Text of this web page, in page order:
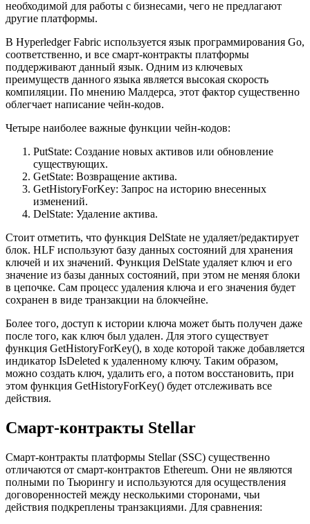
необходимой для работы с бизнесами, чего не предлагают
другие платформы.
В Hyperledger Fabric используется язык программирования Go,
соответственно, и все смарт-контракты платформы
поддерживают данный язык. Одним из ключевых
преимуществ данного языка является высокая скорость
компиляции. По мнению Малдерса, этот фактор существенно
облегчает написание чейн-кодов.
Четыре наиболее важные функции чейн-кодов:
PutState: Создание новых активов или обновление
существующих.
GetState: Возвращение актива.
GetHistoryForKey: Запрос на историю внесенных
изменений.
DelState: Удаление актива.
Стоит отметить, что функция DelState не удаляет/редактирует
блок. HLF используют базу данных состояний для хранения
ключей и их значений. Функция DelState удаляет ключ и его
значение из базы данных состояний, при этом не меняя блоки
в цепочке. Сам процесс удаления ключа и его значения будет
сохранен в виде транзакции на блокчейне.
Более того, доступ к истории ключа может быть получен даже
после того, как ключ был удален. Для этого существует
функция GetHistoryForKey(), в ходе которой также добавляется
индикатор IsDeleted к удаленному ключу. Таким образом,
можно создать ключ, удалить его, а потом восстановить, при
этом функция GetHistoryForKey() будет отслеживать все
действия.
Смарт-контракты Stellar
Смарт-контракты платформы Stellar (SSC) существенно
отличаются от смарт-контрактов Ethereum. Они не являются
полными по Тьюрингу и используются для осуществления
договоренностей между несколькими сторонами, чьи
действия подкреплены транзакциями. Для сравнения: